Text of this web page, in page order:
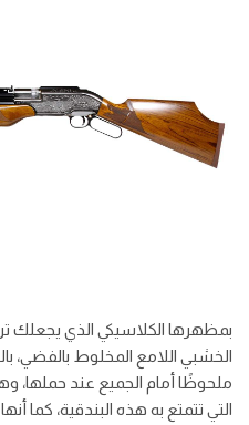
بمظهرها الكلاسيكي الذي يجعلك
ملحوظًا أمام الجميع عند حملها،
التي تتمتع به هذه البندقية، كما